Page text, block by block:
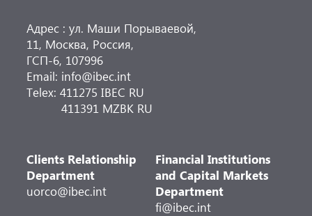
Адрес : ул. Маши Порываевой,
11, Москва, Россия,
ГСП-6, 107996
Email: info@ibec.int
Telex: 411275 IBEC RU
411391 MZBK RU
Clients Relationship
Department
uorco@ibec.int
Financial Institutions
and Capital Markets
Department
fi@ibec.int